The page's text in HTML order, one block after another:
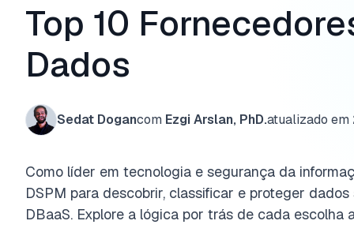
Top 10
Dados
Sedat Dogancom Ezgi Arslan, PhD.atualizado em
Como líder em tecnologia e segurança da
DSPM para descobrir, classificar e proteger
DBaaS. Explore a lógica por trás de cada escolha